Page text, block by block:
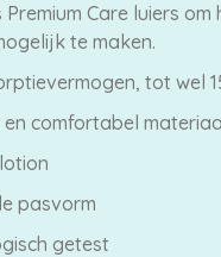
Care luiers
te maken.
tot wel
comfortabel materiaal
pasvorm
getest